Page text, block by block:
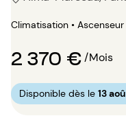
Climatisation • Ascenseur
2 370 €/Mois
Disponible dès le 13